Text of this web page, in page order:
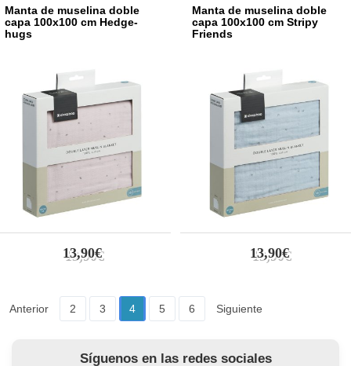
Manta de muselina doble
capa 100x100 cm Hedge-
hugs
13,90€
Manta de muselina doble
capa 100x100 cm Stripy
Friends
13,90€
Anterior 2 3 4 5 6 Siguiente
Síguenos en las redes sociales